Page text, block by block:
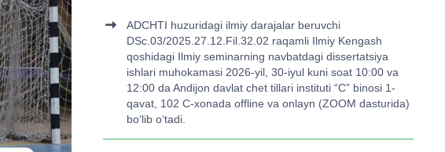
ADCHTI huzuridagi ilmiy darajalar beruvchi
DSc.03/2025.27.12.Fil.32.02 raqamli Ilmiy Kengash
qoshidagi Ilmiy seminarning navbatdagi dissertatsiya
ishlari muhokamasi 2026-yil, 30-iyul kuni soat 10:00 va
12:00 da Andijon davlat chet tillari instituti “C” binosi 1-
qavat, 102 C-xonada offline va onlayn (ZOOM dasturida)
bo‘lib o‘tadi.